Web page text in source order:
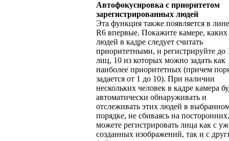
Автофокусировка с приоритетом
зарегистрированных людей
Эта функция также появляется в
R6 впервые. Покажите камере, каких
людей в кадре следует считать
приоритетными, и регистрируйте до
лиц, 10 из которых можно задать как
наиболее приоритетных (причем
задается от 1 до 10). При наличии
нескольких человек в кадре камера
автоматически обнаруживать и
отслеживать этих людей в
порядке, не сбиваясь на
можете регистрировать лица как с
созданных изображений, так и с